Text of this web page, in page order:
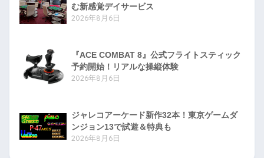
む新感覚デイサービス
2026年8月6日
『ACE COMBAT 8』公式フライトスティック
予約開始！リアルな操縦体験
2026年8月6日
ジャレコアーケード新作32本！東京ゲームダ
ンジョン13で試遊＆特典も
2026年8月6日